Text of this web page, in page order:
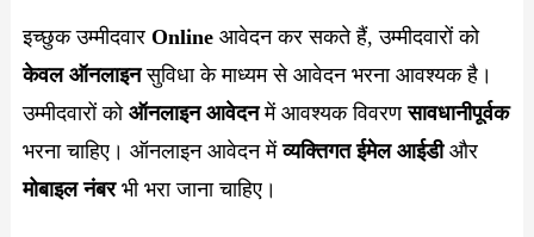
इच्छुक उम्मीदवार Online आवेदन कर सकते हैं, उम्मीदवारों को
केवल ऑनलाइनसुविधा के माध्यम से आवेदन भरना आवश्यक है।
उम्मीदवारों को ऑनलाइन आवेदनमें आवश्यक विवरणसावधानीपूर्वक
भरना चाहिए। ऑनलाइन आवेदन मेंव्यक्तिगत ईमेल आईडीऔर
मोबाइल नंबरभी भरा जाना चाहिए।